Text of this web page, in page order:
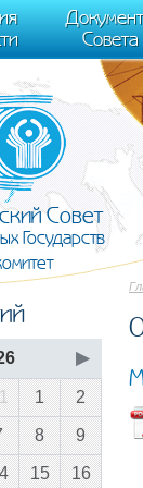
{if
"init",
Совета
Совет
Государств
▶
1 2
8 9
15 16